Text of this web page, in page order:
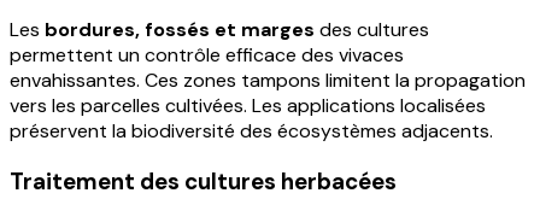
Les bordures, fossés et marges des cultures
permettent un contrôle efficace des vivaces
envahissantes. Ces zones tampons limitent la propagation
vers les parcelles cultivées. Les applications localisées
préservent la biodiversité des écosystèmes adjacents.
Traitement des cultures herbacées